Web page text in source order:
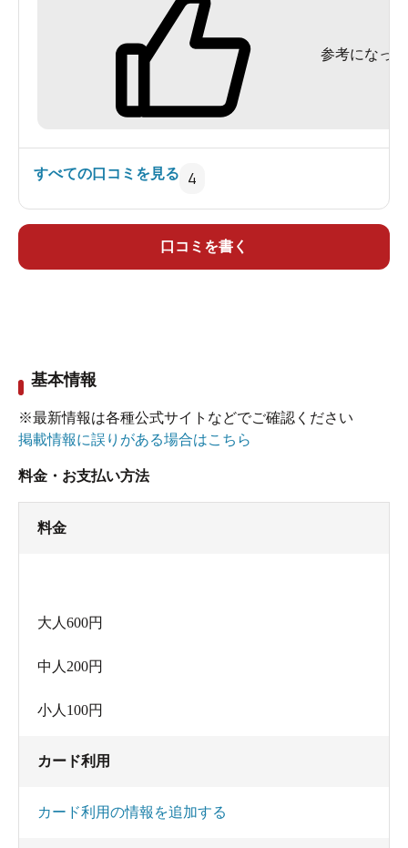
参考になった
すべての口コミを見る 4
口コミを書く
基本情報
※最新情報は各種公式サイトなどでご確認ください
掲載情報に誤りがある場合はこちら
料金・お支払い方法
料金
大人600円
中人200円
小人100円
カード利用
カード利用の情報を追加する